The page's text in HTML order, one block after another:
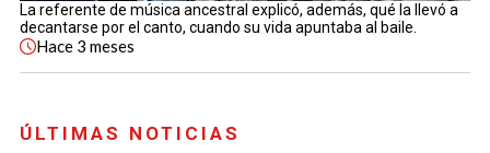
La referente de música ancestral explicó, además, qué la llevó a
decantarse por el canto, cuando su vida apuntaba al baile.
Hace 3 meses
ÚLTIMAS NOTICIAS